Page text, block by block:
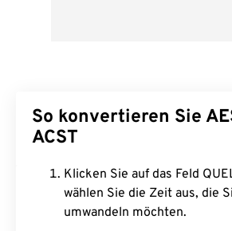
So konvertieren Sie
ACST
Klicken Sie auf das Feld
wählen Sie die Zeit aus, die
umwandeln möchten.